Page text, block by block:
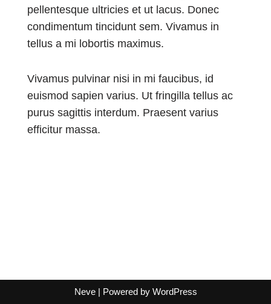
pellentesque ultricies et ut lacus. Donec
condimentum tincidunt sem. Vivamus in
tellus a mi lobortis maximus.
Vivamus pulvinar nisi in mi faucibus, id
euismod sapien varius. Ut fringilla tellus ac
purus sagittis interdum. Praesent varius
efficitur massa.
Neve| Powered by WordPress